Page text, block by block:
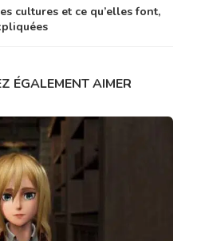
cultures et ce qu’elles font,
ÉGALEMENT AIMER